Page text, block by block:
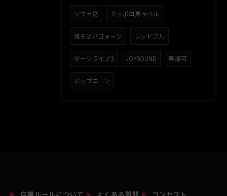
ソファ席 サッポロ黒ラベル
焼そばバゴォーン レッドブル
ダーツライブ3 JOYSOUND 喫煙可
ポップコーン